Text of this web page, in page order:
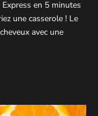
en 5 minutes
une casserole ! Le
avec une